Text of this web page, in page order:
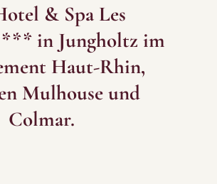
& Spa Les
in Jungholtz im
Haut-Rhin,
Mulhouse und
Colmar.